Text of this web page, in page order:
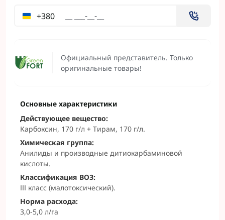
Официальный представитель. Только
оригинальные товары!
+380
Основные характеристики
Действующее вещество:
Карбоксин, 170 г/л + Тирам, 170 г/л.
Химическая группа:
Анилиды и производные дитиокарбаминовой
кислоты.
Классификация ВОЗ:
ІІІ класс (малотоксический).
Норма расхода:
3,0-5,0 л/га